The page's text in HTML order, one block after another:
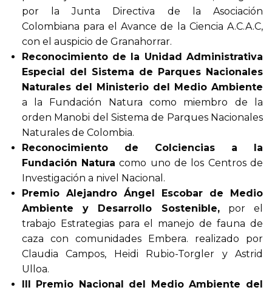
por la Junta Directiva de la Asociación
Colombiana para el Avance de la Ciencia A.C.A.C,
con el auspicio de Granahorrar.
Reconocimiento de la Unidad Administrativa
Especial del Sistema de Parques Nacionales
Naturales del Ministerio del Medio Ambiente
a la Fundación Natura como miembro de la
orden Manobi del Sistema de Parques Nacionales
Naturales de Colombia.
Reconocimiento de Colciencias a la
Fundación Natura como uno de los Centros de
Investigación a nivel Nacional.
Premio Alejandro Ángel Escobar de Medio
Ambiente y Desarrollo Sostenible,por el
trabajo Estrategias para el manejo de fauna de
caza con comunidades Embera. realizado por
Claudia Campos, Heidi Rubio-Torgler y Astrid
Ulloa.
III Premio Nacional del Medio Ambiente del